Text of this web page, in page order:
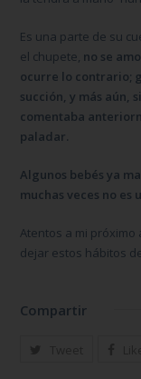
Es una parte de su
el chupete, no se
ocurre lo contrario;
succión, y más aún,
comentaba
paladar.
Algunos bebés ya
muchas veces no
Atentos a mi
dejar estos hábitos
Compartir